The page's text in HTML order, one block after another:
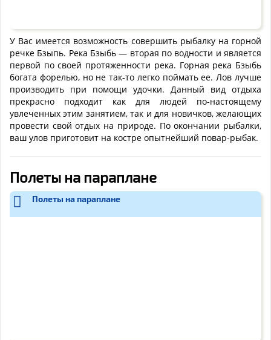
У Вас имеется возможность совершить рыбалку на горной
речке Бзыпь. Река Бзыбь — вторая по водности и является
первой по своей протяженности река. Горная река Бзыбь
богата форелью, но не так-то легко поймать ее. Лов лучше
производить при помощи удочки. Данный вид отдыха
прекрасно подходит как для людей по-настоящему
увлеченных этим занятием, так и для новичков, желающих
провести свой отдых на природе. По окончании рыбалки,
ваш улов приготовит на костре опытнейший повар-рыбак.
Полеты на параплане
Полеты на параплане